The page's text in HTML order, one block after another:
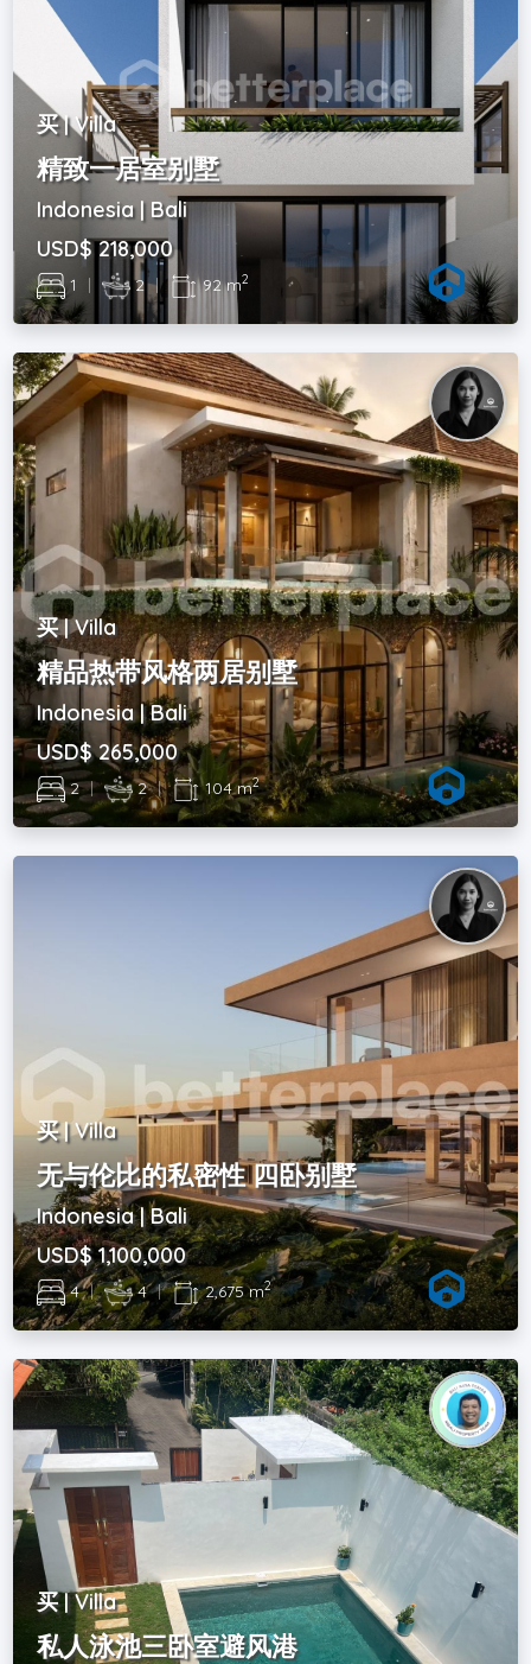
买 | Villa
精致一居室别墅
Indonesia | Bali
USD$ 218,000
1 | 2 | 92 m2
买 | Villa
精品热带风格两居别墅
Indonesia | Bali
USD$ 265,000
2 | 2 | 104 m2
买 | Villa
无与伦比的私密性 四卧别墅
Indonesia | Bali
USD$ 1,100,000
4 | 4 | 2,675 m2
买 | Villa
私人泳池三卧室避风港